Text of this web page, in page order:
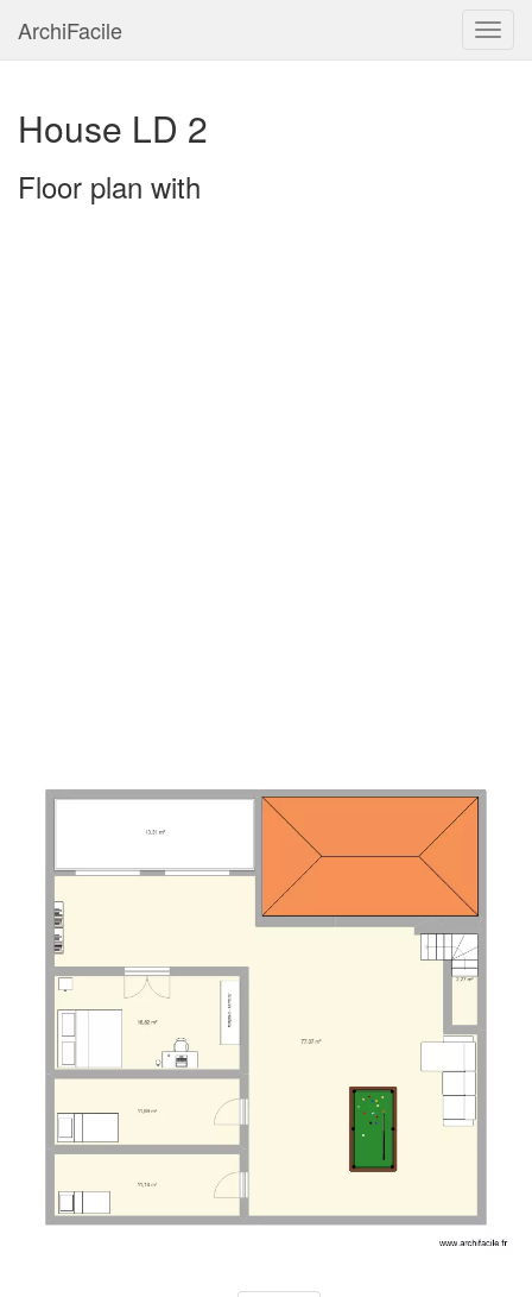
ArchiFacile
House LD 2
Floor plan with